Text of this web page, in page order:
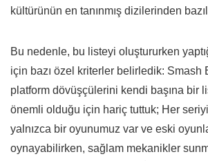
kültürünün en tanınmış dizilerinden
Bu nedenle, bu listeyi oluştururken
için bazı özel kriterler belirledik: Smash
platform dövüşçülerini kendi başına bir
önemli olduğu için hariç tuttuk; Her
yalnızca bir oyunumuz var ve eski
oynayabilirken, sağlam mekanikler